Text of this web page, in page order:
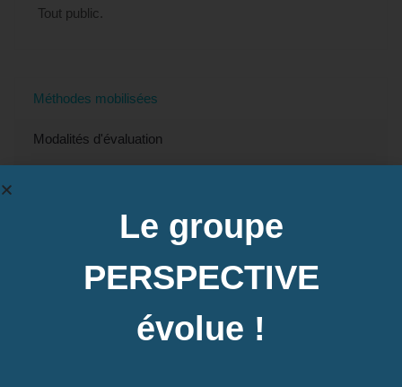
Tout public.
Méthodes mobilisées
Modalités d'évaluation
Le groupe
PERSPECTIVE
évolue !